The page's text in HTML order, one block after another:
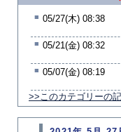
■ 05/27(木) 08:38
■ 05/21(金) 08:32
■ 05/07(金) 08:19
>>このカテゴリーの